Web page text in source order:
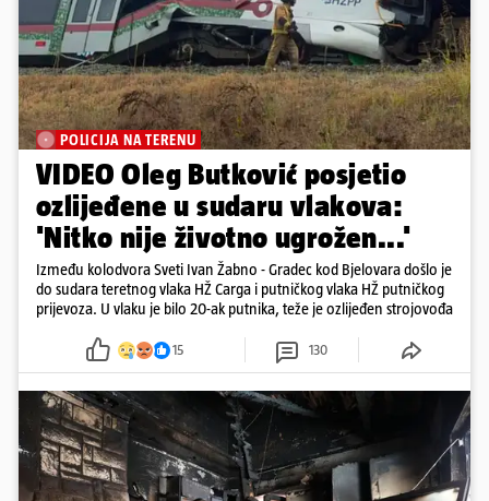
POLICIJA NA TERENU
VIDEO Oleg Butković posjetio
ozlijeđene u sudaru vlakova:
'Nitko nije životno ugrožen...'
Između kolodvora Sveti Ivan Žabno - Gradec kod Bjelovara došlo je
do sudara teretnog vlaka HŽ Carga i putničkog vlaka HŽ putničkog
prijevoza. U vlaku je bilo 20-ak putnika, teže je ozlijeđen strojovođa
15 130